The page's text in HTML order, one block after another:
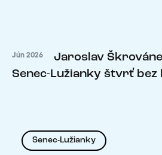
Jún 2026
Jaroslav
Senec-Lužianky štvrť
Senec-Lužianky